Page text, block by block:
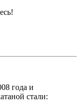
года и
стали: